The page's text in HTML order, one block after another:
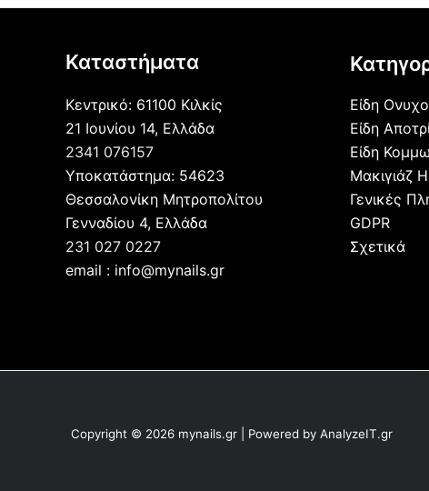
Καταστήματα
Κεντρικό: 61100 Κιλκίς
21 Ιουνίου 14, Ελλάδα
2341 076157
Υποκατάστημα: 54623
Θεσσαλονίκη Μητροπολίτου
Γενναδίου 4, Ελλάδα
231 027 0227
email : info@mynails.gr
Είδη
Είδη
Είδη
Μακιγιάζ
Γενικές
GDPR
Σχετικά
Copyright © 2026 mynails.gr | Powered by AnalyzeIT.gr